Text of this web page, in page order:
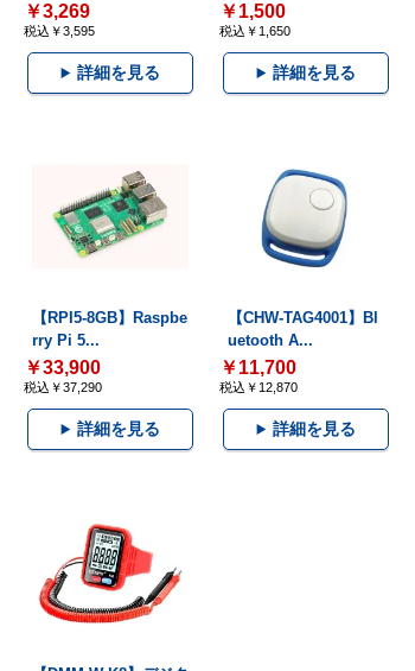
￥3,269
税込￥3,595
詳細を見る
￥1,500
税込￥1,650
詳細を見る
【RPI5-8GB】Raspbe
rry Pi 5...
￥33,900
税込￥37,290
詳細を見る
【CHW-TAG4001】Bl
uetooth A...
￥11,700
税込￥12,870
詳細を見る